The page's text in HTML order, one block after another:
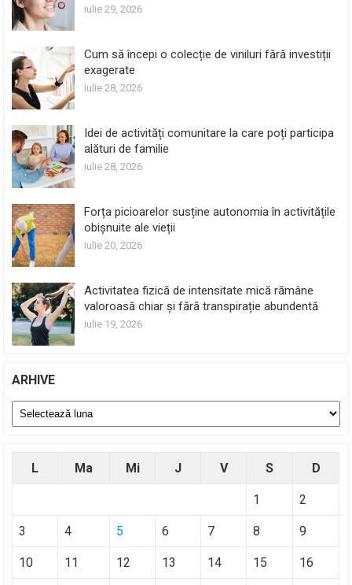
iulie 29, 2026
Cum să începi o colecție de viniluri fără investiții
exagerate
iulie 28, 2026
Idei de activități comunitare la care poți participa
alături de familie
iulie 28, 2026
Forța picioarelor susține autonomia în activitățile
obișnuite ale vieții
iulie 20, 2026
Activitatea fizică de intensitate mică rămâne
valoroasă chiar și fără transpirație abundentă
iulie 19, 2026
ARHIVE
Arhive
L Ma Mi J V S D
1 2
3 4 5 6 7 8 9
10 11 12 13 14 15 16